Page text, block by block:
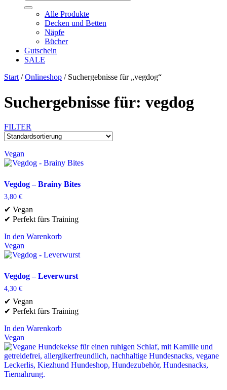
Alle Produkte
Decken und Betten
Näpfe
Bücher
Gutschein
SALE
Start /Onlineshop / Suchergebnisse für „vegdog“
Suchergebnisse für: vegdog
FILTER
Vegan
Vegdog – Brainy Bites
3,80 €
✔ Vegan
✔ Perfekt fürs Training
In den Warenkorb
Vegan
Vegdog – Leverwurst
4,30 €
✔ Vegan
✔ Perfekt fürs Training
In den Warenkorb
Vegan